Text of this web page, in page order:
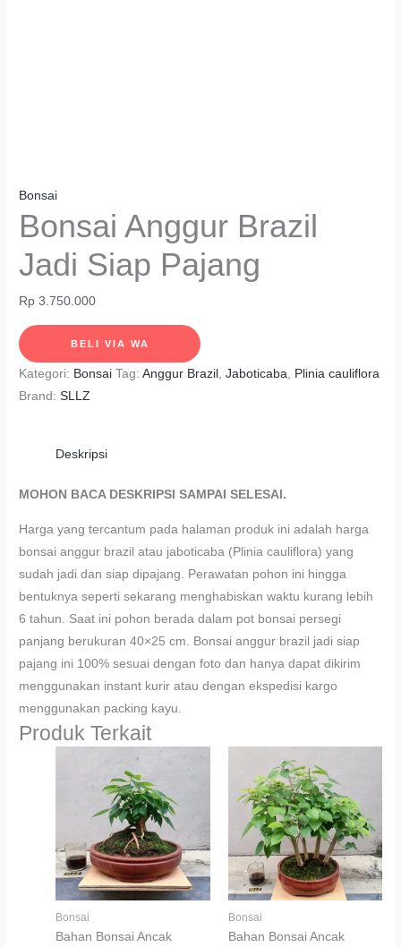
Bonsai
Bonsai Anggur Brazil
Jadi Siap Pajang
Rp 3.750.000
BELI VIA WA
Kategori: Bonsai Tag:Anggur Brazil ,Jaboticaba
Plinia cauliflora
Brand:SLLZ
Deskripsi
MOHON BACA DESKRIPSI SAMPAI SELESAI.
Harga yang tercantum pada halaman produk ini adalah harga
bonsai anggur brazil atau jaboticaba (Plinia cauliflora) yang
sudah jadi dan siap dipajang. Perawatan pohon ini hingga
bentuknya seperti sekarang menghabiskan waktu kurang lebih
6 tahun. Saat ini pohon berada dalam pot bonsai persegi
panjang berukuran 40×25 cm. Bonsai anggur brazil jadi siap
pajang ini 100% sesuai dengan foto dan hanya dapat dikirim
menggunakan instant kurir atau dengan ekspedisi kargo
menggunakan packing kayu.
Produk Terkait
Bonsai
Bahan Bonsai Ancak
Bonsai
Bahan Bonsai Ancak